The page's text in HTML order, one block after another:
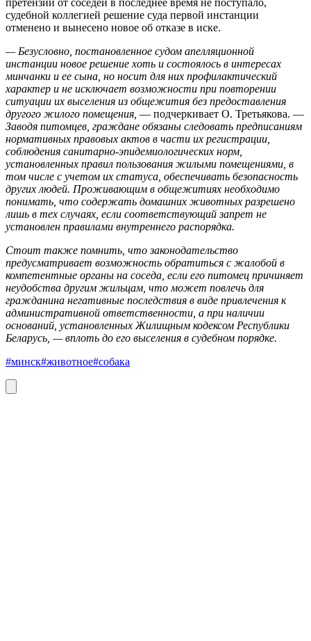
судебной коллегией решение суда первой инстанции
отменено и вынесено новое об отказе в иске.
— Безусловно, постановленное судом апелляционной
инстанции новое решение хоть и состоялось в интересах
минчанки и ее сына, но носит для них профилактический
характер и не исключает возможности при повторении
ситуации их выселения из общежития без предоставления
другого жилого помещения, — подчеркивает О. Третьякова. —
Заводя питомцев, граждане обязаны следовать предписаниям
нормативных правовых актов в части их регистрации,
соблюдения санитарно-эпидемиологических норм,
установленных правил пользования жилыми помещениями, в
том числе с учетом их статуса, обеспечивать безопасность
других людей. Проживающим в общежитиях необходимо
понимать, что содержать домашних животных разрешено
лишь в тех случаях, если соответствующий запрет не
установлен правилами внутреннего распорядка.
Стоит также помнить, что законодательство
предусматривает возможность обратиться с жалобой в
компетентные органы на соседа, если его питомец причиняет
неудобства другим жильцам, что может повлечь для
гражданина негативные последствия в виде привлечения к
административной ответственности, а при наличии
оснований, установленных Жилищным кодексом Республики
Беларусь, — вплоть до его выселения в судебном порядке.
#минск#животное#собака